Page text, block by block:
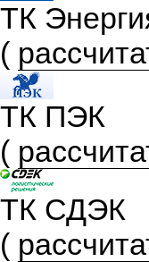
ТК
(
ТК ПЭК
(
ТК СДЭК
(